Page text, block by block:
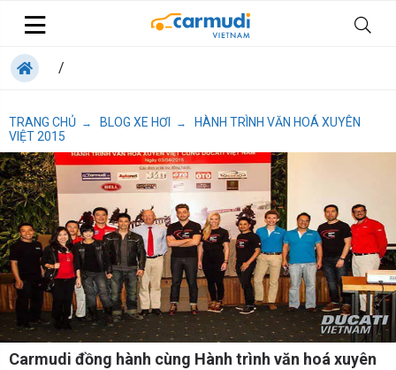
/
TRANG CHỦ → BLOG XE HƠI →
HÀNH TRÌNH VĂN HOÁ XUYÊN
VIỆT 2015
Carmudi đồng hành cùng Hành trình văn hoá xuyên